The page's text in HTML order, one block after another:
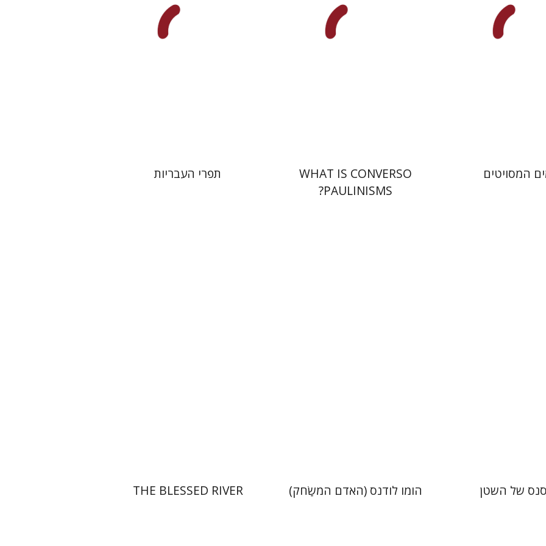
המסויטים
WHAT IS CONVERSO
PAULINISMS?
תפרי העבריות
של השטן הומו לודנס (האדם המשַׂחק) THE BLESSED RIVER